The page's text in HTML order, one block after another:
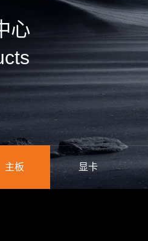
心
主板 显卡